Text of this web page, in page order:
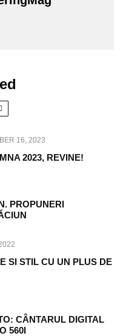
16, 2023
2023, REVINE!
PROPUNERI
SI STIL CU UN PLUS DE
CÂNTARUL DIGITAL
560I